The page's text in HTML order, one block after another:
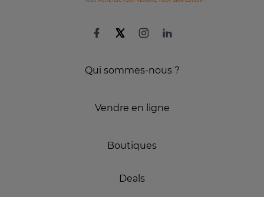
Qui sommes-nous ?
Vendre en ligne
Boutiques
Deals